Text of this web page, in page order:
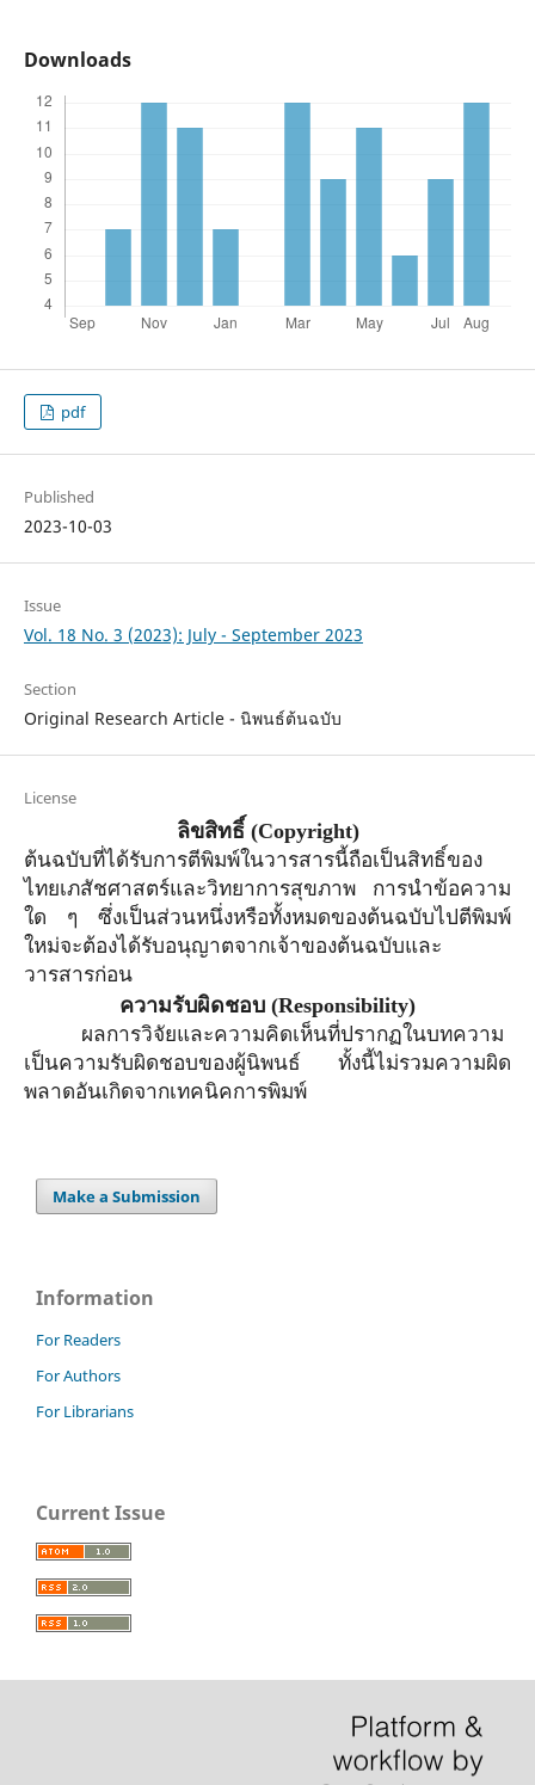
Downloads
pdf
Published
2023-10-03
Issue
Vol. 18 No. 3 (2023): July - September 2023
Section
Original Research Article - นิพนธ์ต้นฉบับ
License
ลิขสิทธิ์(Copyright)
ต้นฉบับที่ได้รับการตีพิมพ์ในวารสารนี้ถือเป็นสิทธิ์ของ
ไทยเภสัชศาสตร์และวิทยาการสุขภาพ การนำข้อความ
ใด ๆ ซึ่งเป็นส่วนหนึ่งหรือทั้งหมดของต้นฉบับไปตีพิมพ์
ใหม่จะต้องได้รับอนุญาตจากเจ้าของต้นฉบับและ
วารสารก่อน
ความรับผิดชอบ (Responsibility)
ผลการวิจัยและความคิดเห็นที่ปรากฏในบทความ
เป็นความรับผิดชอบของผู้นิพนธ์ ทั้งนี้ไม่รวมความผิด
พลาดอันเกิดจากเทคนิคการพิมพ์
Make a Submission
Information
For Readers
For Authors
For Librarians
Current Issue